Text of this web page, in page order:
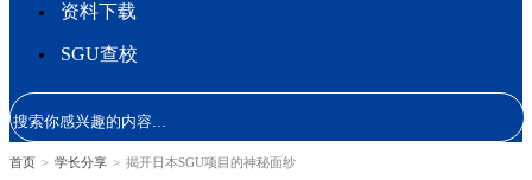
资料下载
SGU查校
首页 > 学长分享 > 揭开日本SGU项目的神秘面纱